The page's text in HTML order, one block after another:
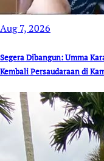
Aug 7, 2026
Segera Dibangun: Umma
Kembali Persaudaraan di